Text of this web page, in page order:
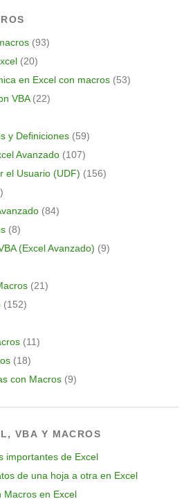
(93)
(20)
en Excel con macros (53)
VBA(22)
y Definiciones (59)
Avanzado (107)
el Usuario (UDF) (156)
(84)
(8)
(Excel Avanzado) (9)
(21)
(152)
(11)
(18)
con Macros (9)
VBA Y MACROS
importantes de Excel
de una hoja a otra en Excel
Macros en Excel